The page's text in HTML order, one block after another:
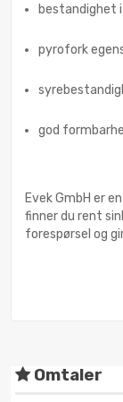
bestandighet
pyrofork
god
Evek GmbH er
finner du rent
forespørsel og
Omtaler